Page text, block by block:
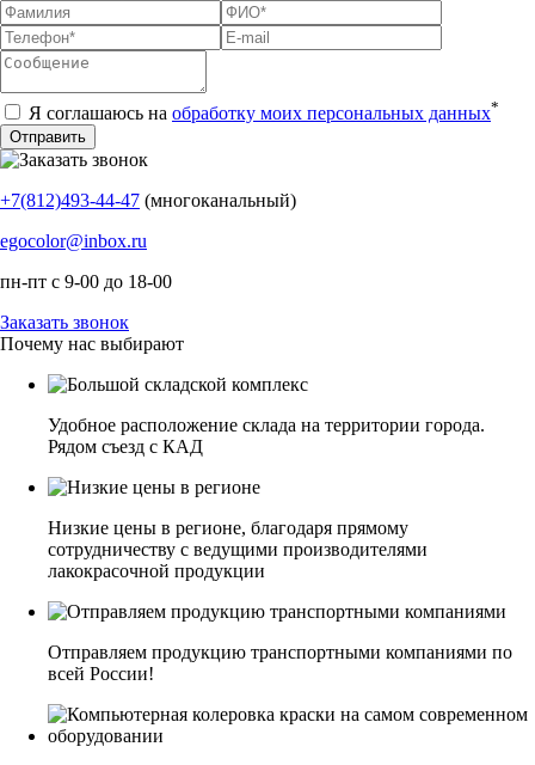
Я соглашаюсь на обработку моих персональных данных*
+7(812)493-44-47 (многоканальный)
egocolor@inbox.ru
пн-пт с 9-00 до 18-00
Заказать звонок
Почему нас выбирают
Удобное расположение склада на территории города.
Рядом съезд с КАД
Низкие цены в регионе, благодаря прямому
сотрудничеству с ведущими производителями
лакокрасочной продукции
Отправляем продукцию транспортными компаниями по
всей России!